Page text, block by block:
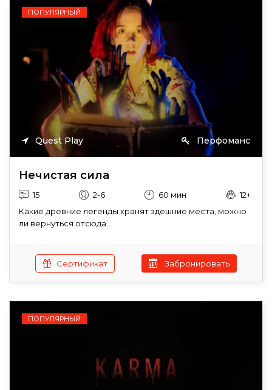
ПОПУЛЯРНЫЙ
Quest Play Перфоманс
Нечистая сила
15 2-6 60 мин
12+
Какие древние легенды хранят здешние места, можно
ли вернуться отсюда...
Сертификат Забронировать
ПОПУЛЯРНЫЙ